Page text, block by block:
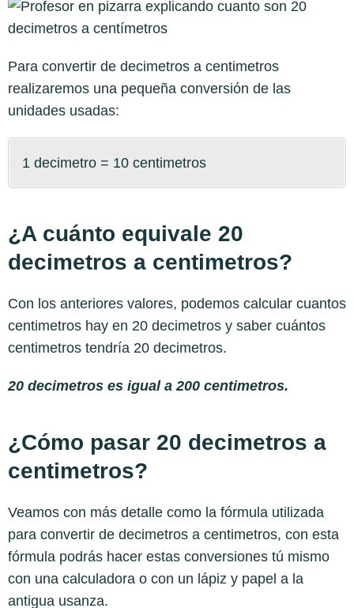
Para convertir de decimetros a centimetros
realizaremos una pequeña conversión de las
unidades usadas:
1 decimetro = 10 centimetros
¿A cuánto equivale 20
decimetros a centimetros?
Con los anteriores valores, podemos calcular cuantos
centimetros hay en 20 decimetros y saber cuántos
centimetros tendría 20 decimetros.
20 decimetros es igual a 200 centimetros.
¿Cómo pasar 20 decimetros a
centimetros?
Veamos con más detalle como la fórmula utilizada
para convertir de decimetros a centimetros, con esta
fórmula podrás hacer estas conversiones tú mismo
con una calculadora o con un lápiz y papel a la
antigua usanza.